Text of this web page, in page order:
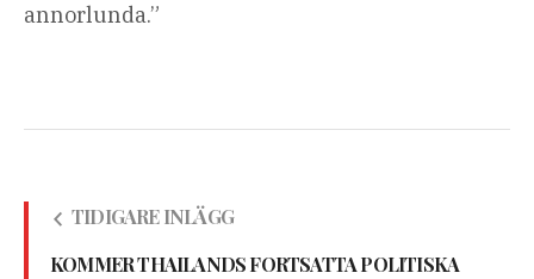
annorlunda.”
TIDIGARE INLÄGG
KOMMER THAILANDS FORTSATTA POLITISKA